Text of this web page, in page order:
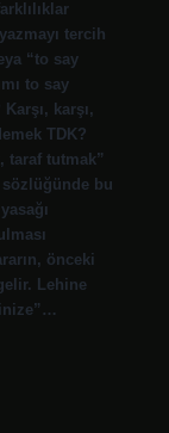
tercih
“to say
to say
karşı,
TDK?
taraf tutmak”
sözlüğünde bu
önceki
Lehine